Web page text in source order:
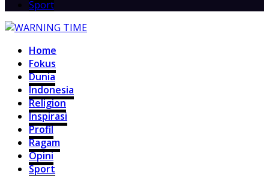
Sport
Home
Fokus
Dunia
Indonesia
Religion
Inspirasi
Profil
Ragam
Opini
Sport